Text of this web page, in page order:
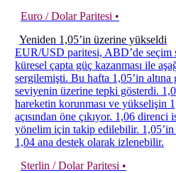
Euro / Dolar Paritesi •
Yeniden 1,05’in üzerine yükseldi
EUR/USD paritesi, ABD’de seçim
küresel çapta güç kazanması ile
sergilemişti. Bu hafta 1,05’in
seviyenin üzerine tepki gösterdi.
hareketin korunması ve yükselişin
açısından öne çıkıyor. 1,06 direnci
yönelim için takip edilebilir. 1,05’in
1,04 ana destek olarak izlenebilir.
Sterlin / Dolar Paritesi •